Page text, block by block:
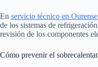
En servicio técnico en Ourense
de los sistemas de
revisión de los componentes
Cómo prevenir el